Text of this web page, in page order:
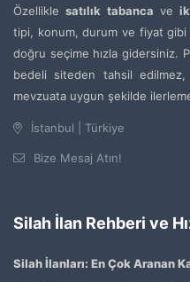
Özelliklesatılık tabanca ve
tipi, konum, durum ve fiyat gibi
doğru seçime hızla gidersiniz.
bedeli siteden tahsil
mevzuata uygun şekilde
İstanbul | Türkiye
Bize Mesaj Atın!
Silah İlan Rehberi ve
Silah İlanları: En Çok Aranan